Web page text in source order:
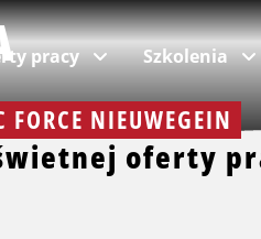
pracy Szkolenia
Professionals
FORCE NIEUWEGEIN
oferty